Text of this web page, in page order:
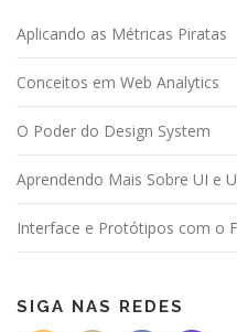
Aplicando as Métricas Piratas
Conceitos em Web Analytics
O Poder do Design System
Aprendendo Mais Sobre UI e
Interface e Protótipos com o
SIGA NAS REDES